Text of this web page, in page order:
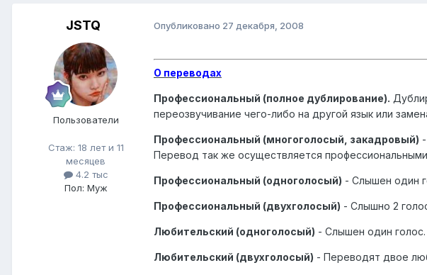
JSTQ
Пользователи
Стаж: 18 лет и 11
месяцев
4.2 тыс
Пол: Муж
Опубликовано 27 декабря, 2008
О переводах
Профессиональный (полное дублирование).
переозвучивание чего-либо на другой язык или
Профессиональный (многоголосый, закадровый)
Перевод так же осуществляется
Профессиональный (одноголосый) - Слышен один
Профессиональный (двухголосый) - Слышно 2
Любительский (одноголосый) - Слышен один
Любительский (двухголосый) - Переводят двое